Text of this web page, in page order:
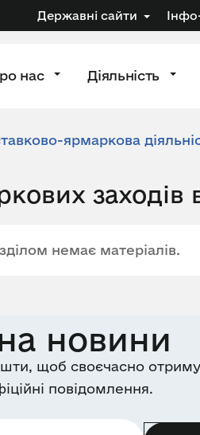
Державні сайти
нас Діяльність
ярмаркова
заходів в
немає матеріалів.
новини
щоб своєчасно
повідомлення.